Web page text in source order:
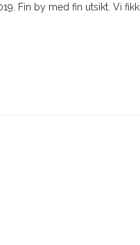
Fin by med fin utsikt. Vi fikk